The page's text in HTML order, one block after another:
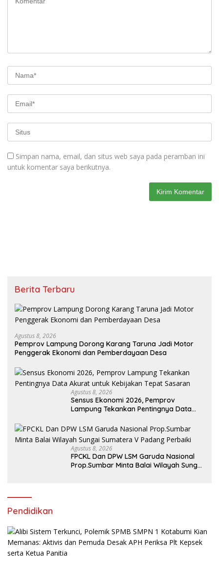
Simpan nama, email, dan situs web saya pada peramban ini
untuk komentar saya berikutnya.
Berita Terbaru
Agustus 8, 2026
Pemprov Lampung Dorong Karang Taruna Jadi Motor
Penggerak Ekonomi dan Pemberdayaan Desa
Agustus 8, 2026
Sensus Ekonomi 2026, Pemprov
Lampung Tekankan Pentingnya Data
Agustus 8, 2026
FPCKL Dan DPW LSM Garuda Nasional
Prop.Sumbar Minta Balai Wilayah Sungai
Pendidikan